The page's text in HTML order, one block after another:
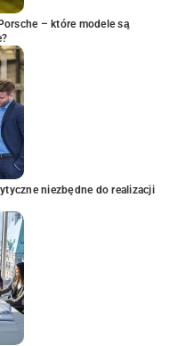
– które modele są
niezbędne do realizacji